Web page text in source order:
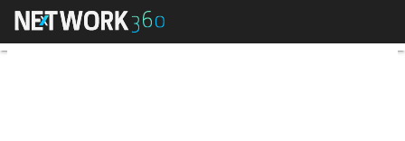
Intelligenza artificiale, Nicita: